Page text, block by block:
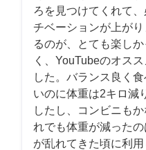
ろを見つけてくれて
チベーションが上が
るのが、とても楽し
く、YouTubeのオス
した。バランス良く
いのに体重は2キロ減
したし、コンビニも
れでも体重が減った
が乱れてきた頃に利用